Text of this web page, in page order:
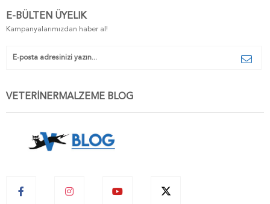
E-BÜLTEN ÜYELIK
Kampanyalarımızdan haber al!
VETERİNERMALZEME BLOG